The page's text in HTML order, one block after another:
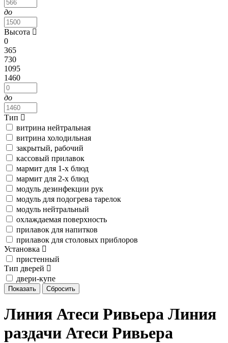
до
Высота
0
365
730
1095
1460
до
Тип
витрина нейтральная
витрина холодильная
закрытый, рабочий
кассовый прилавок
мармит для 1-х блюд
мармит для 2-х блюд
модуль дезинфекции рук
модуль для подогрева тарелок
модуль нейтральный
охлаждаемая поверхность
прилавок для напитков
прилавок для столовых приблоров
Установка
пристенный
Тип дверей
двери-купе
Линия Атеси Ривьера Линия
раздачи Атеси Ривьера